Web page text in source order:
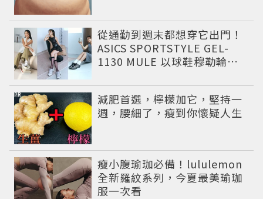
從通勤到週末都想穿它出門！
ASICS SPORTSTYLE GEL-
1130 MULE 以球鞋穆勒輪廓
的復古運動穿搭 LOOK
減肥首選，檸檬加它，堅持一
週，腰細了，瘦到你懷疑人生
PR
瘦小腹瑜珈必備！lululemon
全新羅紋系列，今夏最美瑜珈
服一次看